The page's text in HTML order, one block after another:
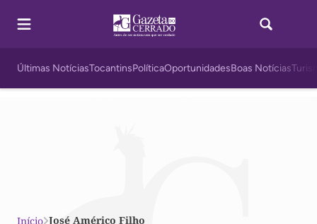
Últimas NotíciasTocantinsPolíticaOportunidadesBoas Notícias
Início José Américo Filho